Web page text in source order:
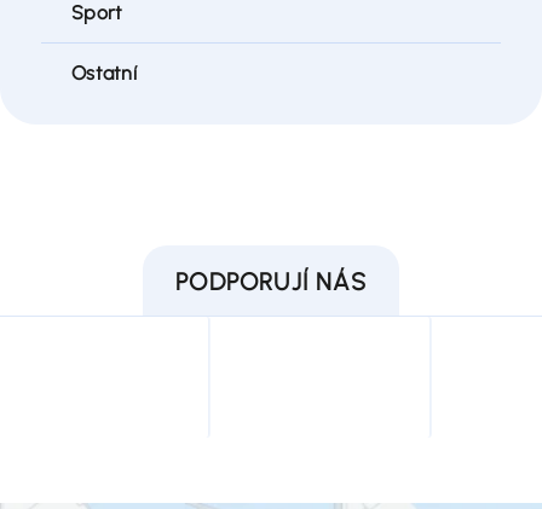
Sport
Ostatní
PODPORUJÍ NÁS